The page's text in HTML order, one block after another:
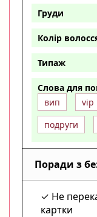
Груди
Колір
Типаж
Слова для
вип
vip
подруги
Поради з
Не
картки